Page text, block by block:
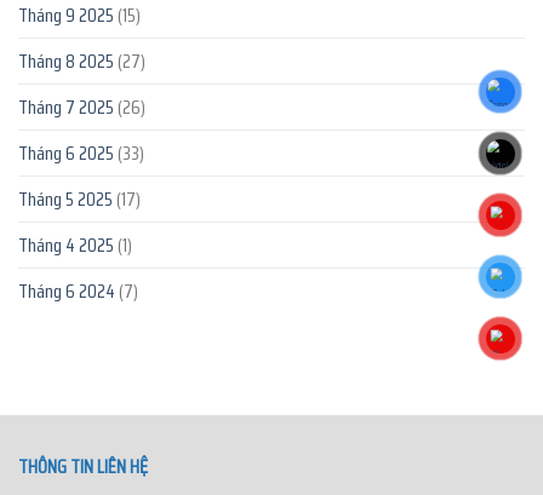
Tháng 9 2025 (15)
Tháng 8 2025 (27)
Tháng 7 2025 (26)
Tháng 6 2025 (33)
Tháng 5 2025 (17)
Tháng 4 2025 (1)
Tháng 6 2024 (7)
THÔNG TIN LIÊN HỆ